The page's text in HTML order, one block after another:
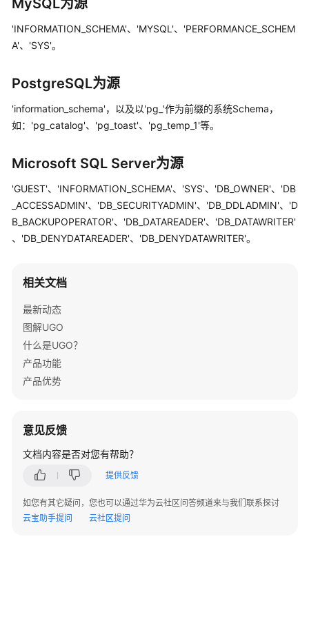
询
据
库
连
接
估
项
目
移
目
视
频
帮
助
文
载
参
考
MySQL为源
'INFORMATION_SCHEMA'、'MYSQL'、'PERFORMANCE_SCHEM
A'、'SYS'。
PostgreSQL为源
'information_schema'，以及以'pg_'作为前缀的系统Schema，
如：'pg_catalog'、'pg_toast'、'pg_temp_1'等。
Microsoft SQL Server为源
'GUEST'、'INFORMATION_SCHEMA'、'SYS'、'DB_OWNER'、'DB
_ACCESSADMIN'、'DB_SECURITYADMIN'、'DB_DDLADMIN'、'D
B_BACKUPOPERATOR'、'DB_DATAREADER'、'DB_DATAWRITER'
、'DB_DENYDATAREADER'、'DB_DENYDATAWRITER'。
相关文档
最新动态
图解UGO
什么是UGO？
产品功能
产品优势
意见反馈
文档内容是否对您有帮助？
提供反馈
如您有其它疑问，您也可以通过华为云社区问答频道来与我们联系探讨
云宝助手提问
云社区提问